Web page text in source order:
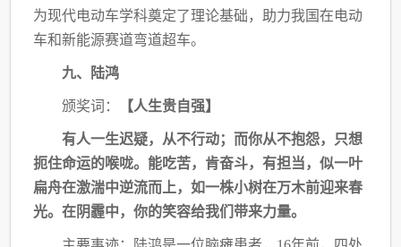
为现代电动车学科奠定了理论基础，助力我国在电动
车和新能源赛道弯道超车。
九、陆鸿
颁奖词： 【人生贵自强】
有人一生迟疑，从不行动；而你从不抱怨，只想
扼住命运的喉咙。能吃苦，肯奋斗，有担当，似一叶
扁舟在激湍中逆流而上，如一株小树在万木前迎来春
光。在阴霾中，你的笑容给我们带来力量。